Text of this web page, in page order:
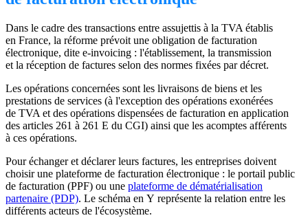
Dans le cadre des transactions entre assujettis à la TVA établis
en France, la réforme prévoit une obligation de facturation
électronique, dite e-invoicing : l'établissement, la transmission
et la réception de factures selon des normes fixées par décret.
Les opérations concernées sont les livraisons de biens et les
prestations de services (à l'exception des opérations exonérées
de TVA et des opérations dispensées de facturation en application
des articles 261 à 261 E du CGI) ainsi que les acomptes afférents
à ces opérations.
Pour échanger et déclarer leurs factures, les entreprises doivent
choisir une plateforme de facturation électronique : le portail public
de facturation (PPF) ou une plateforme de dématérialisation
partenaire (PDP). Le schéma en Y représente la relation entre les
différents acteurs de l'écosystème.